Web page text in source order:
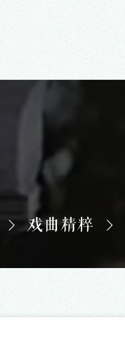
戏曲精粹